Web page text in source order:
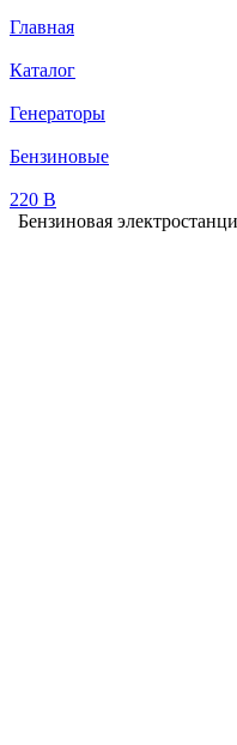
Главная
Каталог
Генераторы
Бензиновые
220 В
Бензиновая